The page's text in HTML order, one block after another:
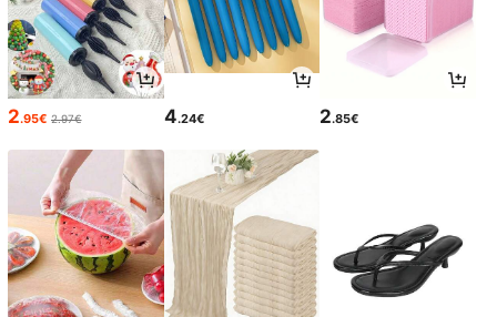
2.95€ 2.97€ 4.24€ 2.85€